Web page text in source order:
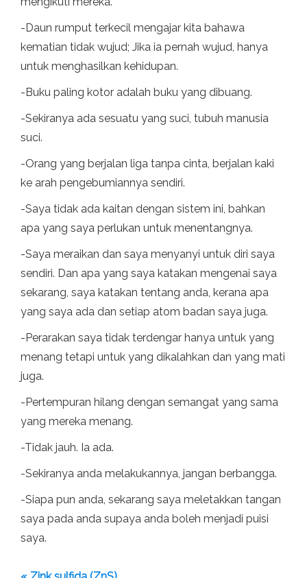
-Daun rumput terkecil mengajar kita bahawa
kematian tidak wujud; Jika ia pernah wujud, hanya
untuk menghasilkan kehidupan.
-Buku paling kotor adalah buku yang dibuang.
-Sekiranya ada sesuatu yang suci, tubuh manusia
suci.
-Orang yang berjalan liga tanpa cinta, berjalan kaki
ke arah pengebumiannya sendiri.
-Saya tidak ada kaitan dengan sistem ini, bahkan
apa yang saya perlukan untuk menentangnya.
-Saya meraikan dan saya menyanyi untuk diri saya
sendiri. Dan apa yang saya katakan mengenai saya
sekarang, saya katakan tentang anda, kerana apa
yang saya ada dan setiap atom badan saya juga.
-Perarakan saya tidak terdengar hanya untuk yang
menang tetapi untuk yang dikalahkan dan yang mati
juga.
-Pertempuran hilang dengan semangat yang sama
yang mereka menang.
-Tidak jauh. Ia ada.
-Sekiranya anda melakukannya, jangan berbangga.
-Siapa pun anda, sekarang saya meletakkan tangan
saya pada anda supaya anda boleh menjadi puisi
saya.